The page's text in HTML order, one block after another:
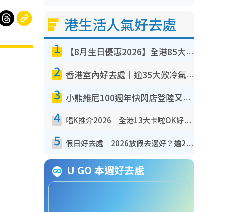
港生活人氣好去處
1 【8月生日優惠2026】全港85大食買玩著數攻略 自助餐/火鍋放題同行免費＋誠品/DONKI送現金券
2 香港室內好去處｜逾35大歎冷氣室內好去處推介 室內活動免費避雨無懼落雨
3 小熊維尼100週年快閃店登陸又一城 重現百畝森林經典場景／獨家限定盲盒登場／專屬DIY香水
4 唱K推介2026︱全港13大卡啦OK好去處！最平$36起 日文K都有！(附地址+收費詳情)
5 假日好去處｜2026放假去邊好？逾20放假好去處郊外/秘景 休閒半日或一日遊
U GO 本週好去處